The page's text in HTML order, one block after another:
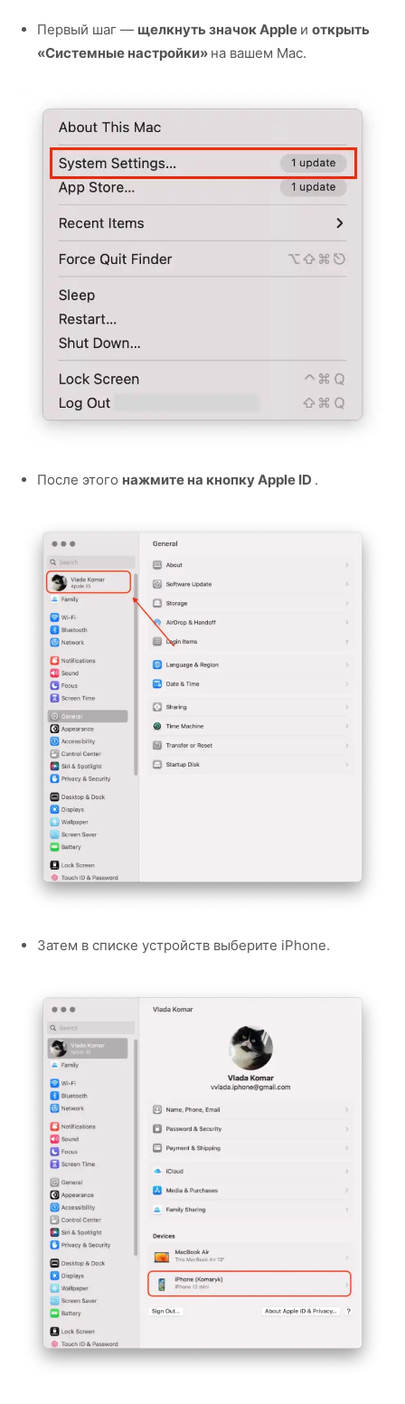
Первый шаг — щелкнуть значок Apple и открыть
«Системные настройки» на вашем Mac.
После этого нажмите на кнопку Apple ID .
Затем в списке устройств выберите iPhone.